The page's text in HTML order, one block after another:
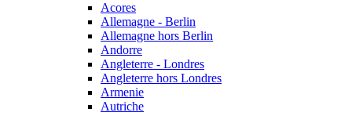
Acores
Allemagne - Berlin
Allemagne hors Berlin
Andorre
Angleterre - Londres
Angleterre hors Londres
Armenie
Autriche